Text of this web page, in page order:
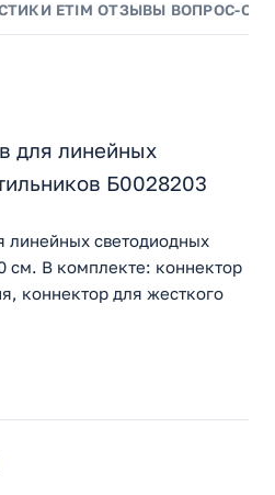
ETIM ОТЗЫВЫ ВОПРОС-
для линейных
Б0028203
линейных светодиодных
см. В комплекте: коннектор
коннектор для жесткого